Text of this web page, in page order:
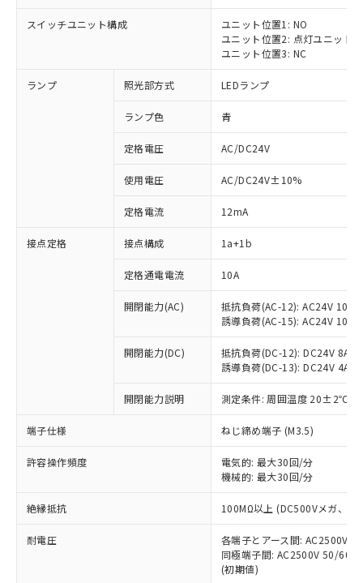
スイッチユニット構成
ユニット位置1: NO
ユニット位置2: 点灯ユニット
ユニット位置3: NC
ランプ 照光部方式 LEDランプ
ランプ色 青
定格電圧 AC/DC24V
使用電圧 AC/DC24V±10%
定格電流 12mA
接点定格 接点構成 1a+1b
定格通電電流 10A
開閉能力(AC)
抵抗負荷(AC-12): AC24V 10A/
誘導負荷(AC-15): AC24V
開閉能力(DC)
抵抗負荷(DC-12): DC24V 8A/
誘導負荷(DC-13): DC24V 4A/
開閉能力説明 測定条件: 周囲温度 20±2℃、
端子仕様 ねじ締め端子 (M3.5)
許容操作頻度
電気的: 最大30回/分
機械的: 最大30回/分
絶縁抵抗 100MΩ以上 (DC500Vメガ、点
耐電圧
各端子とアース間: AC2500V
同極端子間: AC2500V 50/
(初期値)
ご利用条件
ご利用ください。
本サービスは、当社制御機器事業取扱
商品の当社在庫状況および標準価格
(税抜)を提供させていただくもので
当社制御機器事業取扱商品の中には、
本サービスの対象外となる商品もある
ことをご了承ください。
在庫状況および標準価格照会結果は、
対応済み：EU RoHS指令（10物質）の
非含有に対応した製品が提供可能な商品で
対応予定：EU RoHS指令（10物質）の非含
有に対応した製品に切り替える予定のある
対応予定なし：EU RoHS指令（10物質）の
非含有に非対応の商品で、対応品を出す予
定はありません。
調査・確認中：EU RoHS指令（10物質）の
非含有の対応状況を調査中または確認中の
害物質有無と関係のない商品です。
仕入先様の事情により、非含有部品として
いたものが、含有品と判明した場合などや
むを得ず変更することがあります。
※1 中国RoHS○×表
「○」：最大均質材料含有率が中国RoHSの
基準値以下であることを示します。
「×」：最大均質材料含有率が中国RoHSの
基準値を超えていることを示します。
「－」：未確認です。当社販売部門へお問
当社は、これら貴社製品のうち、外国
為替および外国貿易法に定める商品